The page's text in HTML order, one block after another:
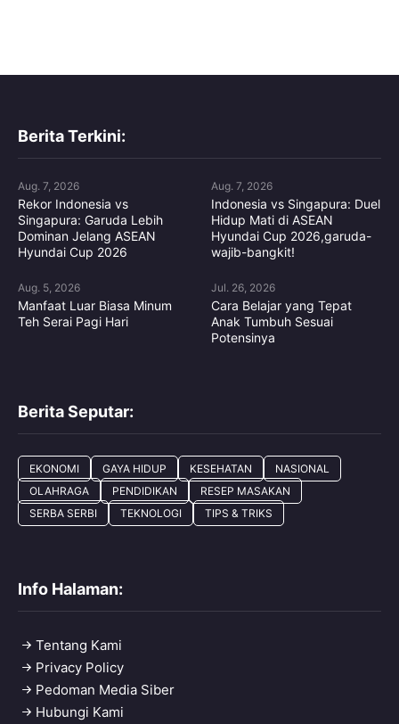
Berita Terkini:
Aug. 7, 2026
Rekor Indonesia vs
Singapura: Garuda Lebih
Dominan Jelang ASEAN
Hyundai Cup 2026
Aug. 7, 2026
Indonesia vs Singapura: Duel
Hidup Mati di ASEAN
Hyundai Cup 2026,garuda-
wajib-bangkit!
Aug. 5, 2026
Manfaat Luar Biasa Minum
Teh Serai Pagi Hari
Jul. 26, 2026
Cara Belajar yang Tepat
Anak Tumbuh Sesuai
Potensinya
Berita Seputar:
EKONOMI GAYA HIDUP KESEHATAN
NASIONAL
OLAHRAGA
PENDIDIKAN
RESEP MASAKAN
SERBA SERBI
TEKNOLOGI TIPS & TRIKS
Info Halaman:
Tentang Kami
Privacy Policy
Pedoman Media Siber
Hubungi Kami